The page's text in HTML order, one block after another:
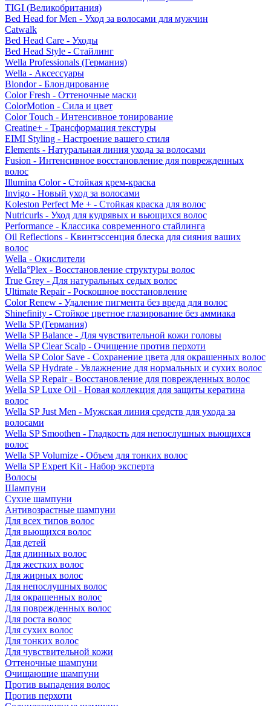
TIGI (Великобритания)
Bed Head for Men - Уход за волосами для мужчин
Catwalk
Bed Head Care - Уходы
Bed Head Style - Стайлинг
Wella Professionals (Германия)
Wella - Аксессуары
Blondor - Блондирование
Color Fresh - Оттеночные маски
ColorMotion - Сила и цвет
Color Touch - Интенсивное тонирование
Creatine+ - Трансформация текстуры
EIMI Styling - Настроение вашего стиля
Elements - Натуральная линия ухода за волосами
Fusion - Интенсивное восстановление для поврежденных
волос
Illumina Color - Стойкая крем-краска
Invigo - Новый уход за волосами
Koleston Perfect Me + - Стойкая краска для волос
Nutricurls - Уход для кудрявых и вьющихся волос
Performance - Классика современного стайлинга
Oil Reflections - Квинтэссенция блеска для сияния ваших
волос
Wella - Окислители
Wella°Plex - Восстановление структуры волос
True Grey - Для натуральных седых волос
Ultimate Repair - Роскошное восстановление
Color Renew - Удаление пигмента без вреда для волос
Shinefinity - Стойкое цветное глазирование без аммиака
Wella SP (Германия)
Wella SP Balance - Для чувствительной кожи головы
Wella SP Clear Scalp - Очищение против перхоти
Wella SP Color Save - Сохранение цвета для окрашенных волос
Wella SP Hydrate - Увлажнение для нормальных и сухих волос
Wella SP Repair - Восстановление для поврежденных волос
Wella SP Luxe Oil - Новая коллекция для защиты кератина
волос
Wella SP Just Men - Мужская линия средств для ухода за
волосами
Wella SP Smoothen - Гладкость для непослушных вьющихся
волос
Wella SP Volumize - Объем для тонких волос
Wella SP Expert Kit - Набор эксперта
Волосы
Шампуни
Сухие шампуни
Антивозрастные шампуни
Для всех типов волос
Для вьющихся волос
Для детей
Для длинных волос
Для жестких волос
Для жирных волос
Для непослушных волос
Для окрашенных волос
Для поврежденных волос
Для роста волос
Для сухих волос
Для тонких волос
Для чувствительной кожи
Оттеночные шампуни
Очищающие шампуни
Против выпадения волос
Против перхоти